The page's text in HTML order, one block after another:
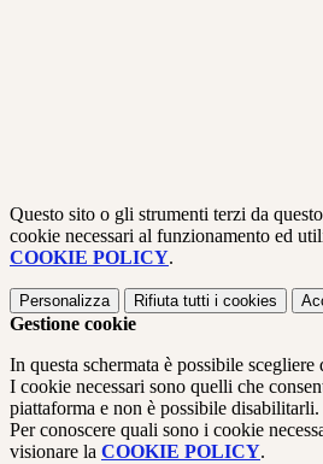
Questo sito o gli strumenti terzi da
cookie necessari al funzionamento ed
COOKIE POLICY.
Personalizza Rifiuta tutti i cookies
Gestione cookie
In questa schermata è possibile
I cookie necessari sono quelli che
piattaforma e non è possibile disabilitarli.
Per conoscere quali sono i cookie
visionare la COOKIE POLICY.